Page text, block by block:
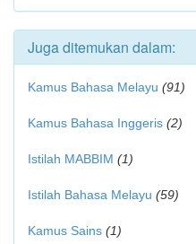
Juga ditemukan dalam:
Kamus Bahasa Melayu (91)
Kamus Bahasa Inggeris (2)
Istilah MABBIM (1)
Istilah Bahasa Melayu (59)
Kamus Sains (1)